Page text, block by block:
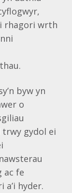
rhagori wrth
byw yn
o
trwy gydol ei
ac fe
hyder.